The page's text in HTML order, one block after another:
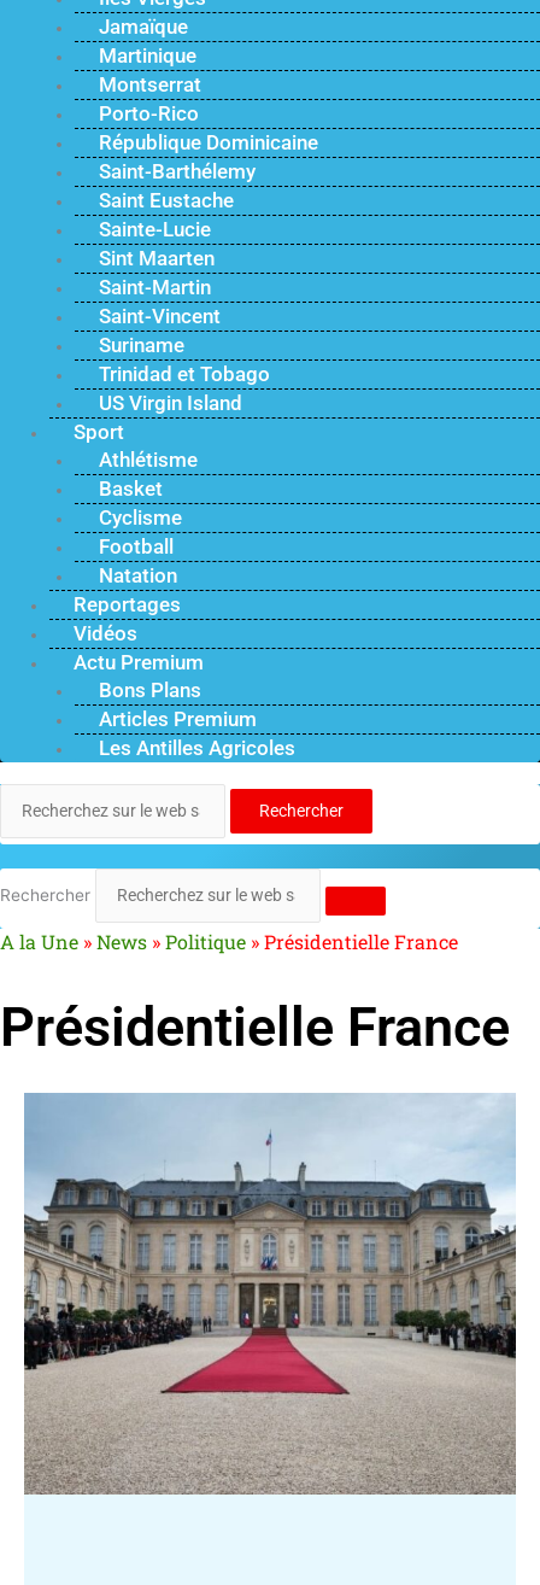
Jamaïque
Martinique
Montserrat
Porto-Rico
République Dominicaine
Saint-Barthélemy
Saint Eustache
Sainte-Lucie
Sint Maarten
Saint-Martin
Saint-Vincent
Suriname
Trinidad et Tobago
US Virgin Island
Sport
Athlétisme
Basket
Cyclisme
Football
Natation
Reportages
Vidéos
Actu Premium
Bons Plans
Articles Premium
Les Antilles Agricoles
Rechercher
Rechercher
A la Une »News »Politique »Présidentielle France
Présidentielle France